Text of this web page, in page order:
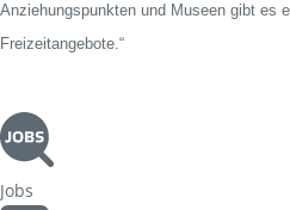
Anziehungspunkten und Museen gibt es
Freizeitangebote.“
Jobs